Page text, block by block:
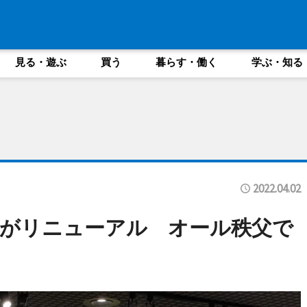
見る・遊ぶ 買う 暮らす・働く 学ぶ・知る
2022.04.02
リニューアル オール秩父で